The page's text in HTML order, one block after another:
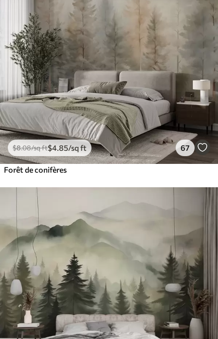
$8.08/sq ft$4.85/sq ft 67
Forêt de conifères